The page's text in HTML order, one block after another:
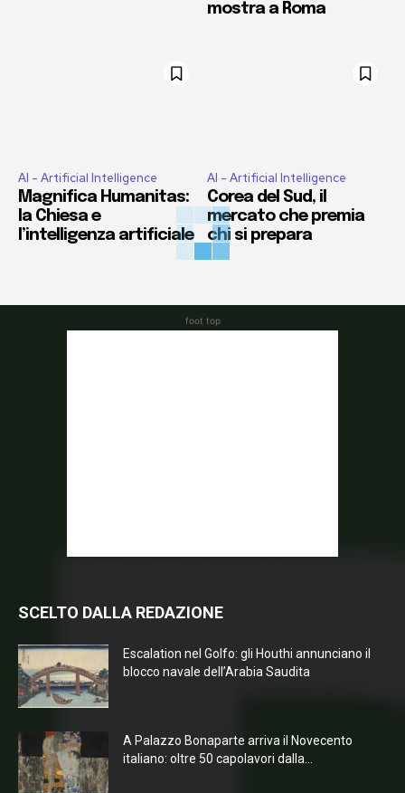
mostra a Roma
AI - Artificial Intelligence
Magnifica Humanitas:
la Chiesa e
l’intelligenza artificiale
AI - Artificial Intelligence
Corea del Sud, il
mercato che premia
chi si prepara
foot top
SCELTO DALLA REDAZIONE
Escalation nel Golfo: gli Houthi annunciano il
blocco navale dell’Arabia Saudita
A Palazzo Bonaparte arriva il Novecento
italiano: oltre 50 capolavori dalla...